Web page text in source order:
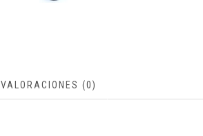
VALORACIONES (0)